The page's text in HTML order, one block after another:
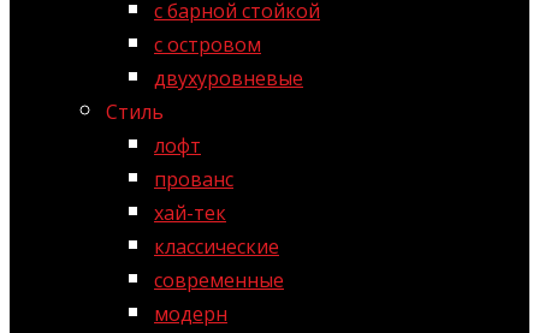
с барной стойкой
с островом
двухуровневые
Стиль
лофт
прованс
хай-тек
классические
современные
модерн